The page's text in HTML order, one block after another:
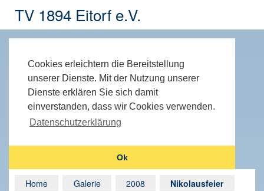
TV 1894 Eitorf e.V.
Cookies erleichtern die Bereitstellung
unserer Dienste. Mit der Nutzung unserer
Dienste erklären Sie sich damit
einverstanden, dass wir Cookies verwenden.
Datenschutzerklärung
Ok
Home Galerie 2008 Nikolausfeier